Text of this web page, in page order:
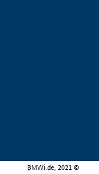
BMWi.de, 2021 ©